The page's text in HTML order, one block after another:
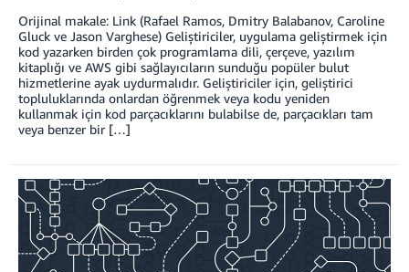
Orijinal makale: Link (Rafael Ramos, Dmitry Balabanov, Caroline
Gluck ve Jason Varghese) Geliştiriciler, uygulama geliştirmek için
kod yazarken birden çok programlama dili, çerçeve, yazılım
kitaplığı ve AWS gibi sağlayıcıların sunduğu popüler bulut
hizmetlerine ayak uydurmalıdır. Geliştiriciler için, geliştirici
topluluklarında onlardan öğrenmek veya kodu yeniden
kullanmak için kod parçacıklarını bulabilse de, parçacıkları tam
veya benzer bir […]